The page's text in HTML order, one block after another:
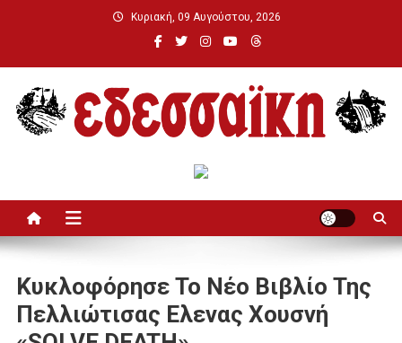
Κυριακή, 09 Αυγούστου, 2026
Κυκλοφόρησε Το Νέο Βιβλίο Της
Πελλιώτισας Ελενας Χουσνή